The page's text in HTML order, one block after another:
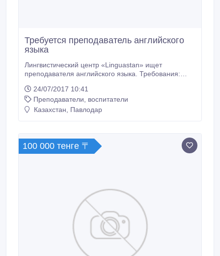
Требуется преподаватель английского
языка
Лингвистический центр «Linguastan» ищет
преподавателя английского языка. Требования:
время обучения в США или Европе, владение языка
24/07/2017 10:41
Преподаватели, воспитатели
Казахстан, Павлодар
100 000 тенге 〒